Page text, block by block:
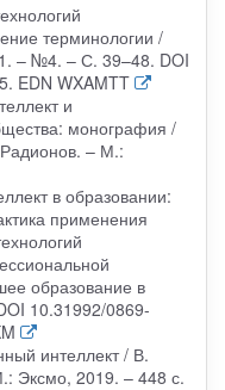
терминологии /
– №4. – С. 39–48. DOI
EDN WXAMTT
и
монография /
– М.:
в образовании:
применения
образование в
10.31992/0869-
интеллект / В.
Эксмо, 2019. – 448 с.